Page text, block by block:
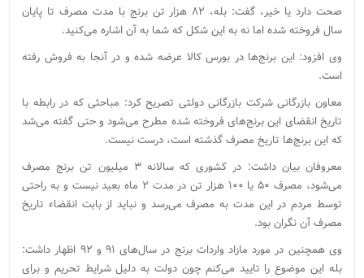
صحت دارد یا خیر، گفت: بله، ۸۲ هزار تن برنج با مدت مصرف تا پایان
سال فروخته شده اما نه به این شکل که شما به آن اشاره می‌کنید.
وی افزود: این برنج‌ها در بورس کالا عرضه شده و در آنجا به فروش رفته
است.
معاون بازرگانی شرکت بازرگانی دولتی تصریح کرد:‌ مباحثی که در رابطه با
تاریخ انقضای این برنج‌های فروخته شده مطرح می‌شود و حتی گفته می‌شد
که این برنج‌ها تاریخ مصرف گذشته است، درست نیست.
معروفان بیان داشت: در کشوری که سالانه ۳ میلیون تن برنج مصرف
می‌شود، مصرف ۵۰ یا ۱۰۰ هزار تن در مدت ۲ ماه بعید نیست و به راحتی
توسط مردم در این مدت به مصرف می‌رسد و نباید از بابت انقضاء تاریخ
مصرف آن نگران بود.
وی همچنین در مورد مازاد واردات برنج‌ در سال‌های ۹۱ و ۹۲ اظهار داشت:
بله این موضوع را تایید می‌کنم چون دولت به دلیل شرایط تحریم و برای